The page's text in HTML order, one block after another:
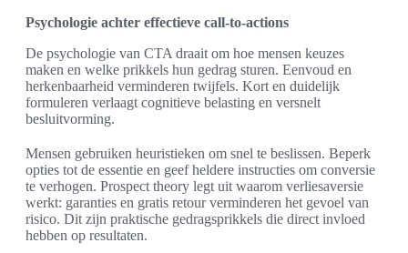
Psychologie achter effectieve call-to-actions
De psychologie van CTA draait om hoe mensen keuzes
maken en welke prikkels hun gedrag sturen. Eenvoud en
herkenbaarheid verminderen twijfels. Kort en duidelijk
formuleren verlaagt cognitieve belasting en versnelt
besluitvorming.
Mensen gebruiken heuristieken om snel te beslissen. Beperk
opties tot de essentie en geef heldere instructies om conversie
te verhogen. Prospect theory legt uit waarom verliesaversie
werkt: garanties en gratis retour verminderen het gevoel van
risico. Dit zijn praktische gedragsprikkels die direct invloed
hebben op resultaten.